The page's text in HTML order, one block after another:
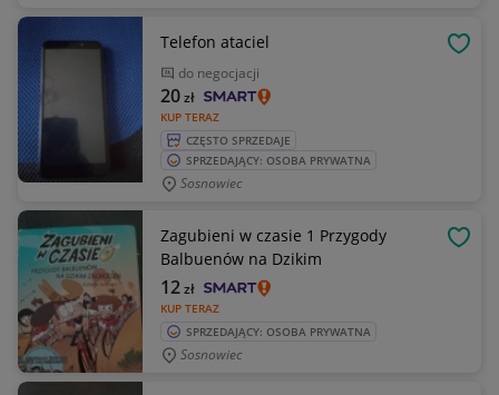
Telefon ataciel
do negocjacji
KUP TERAZ
20zł
CZĘSTO SPRZEDAJE
SPRZEDAJĄCY: OSOBA PRYWATNA
Sosnowiec
Zagubieni w czasie 1 Przygody
Balbuenów na Dzikim
KUP TERAZ
12zł
SPRZEDAJĄCY: OSOBA PRYWATNA
Sosnowiec